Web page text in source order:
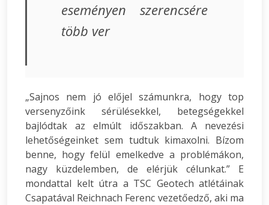
eseményen szerencsére
több ver
„Sajnos nem jó előjel számunkra, hogy top
versenyzőink sérülésekkel, betegségekkel
bajlódtak az elmúlt időszakban. A nevezési
lehetőségeinket sem tudtuk kimaxolni. Bízom
benne, hogy felül emelkedve a problémákon,
nagy küzdelemben, de elérjük célunkat.” E
mondattal kelt útra a TSC Geotech atlétáinak
Csapatával Reichnach Ferenc vezetőedző, aki ma